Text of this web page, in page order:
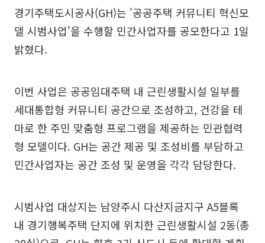
경기주택도시공사(GH)는 '공공주택 커뮤니티 혁신모
델 시범사업'을 수행할 민간사업자를 공모한다고 1일
밝혔다.
이번 사업은 공공임대주택 내 근린생활시설 일부를
세대통합형 커뮤니티 공간으로 조성하고, 건강을 테
마로 한 주민 맞춤형 프로그램을 제공하는 민관협력
형 모델이다. GH는 공간 제공 및 조성비를 부담하고
민간사업자는 공간 조성 및 운영을 각각 담당한다.
시범사업 대상지는 남양주시 다산지금지구 A5블록
내 경기행복주택 단지에 위치한 근린생활시설 2동(총